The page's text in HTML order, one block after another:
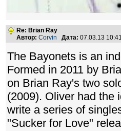
Re: Brian Ray
Автор: Corvin Дата: 07.03.13
The Bayonets is an
Formed in 2011 by
on Brian Ray's two
(2009). Oliver had the
write a series of
"Sucker for Love"